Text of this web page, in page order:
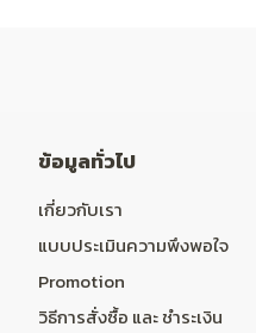
ข้อมูลทั่วไป
เกี่ยวกับเรา
แบบประเมินความพึงพอใจ
Promotion
วิธีการสั่งซื้อ และ ชำระเงิน